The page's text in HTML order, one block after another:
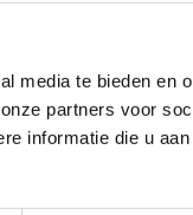
media te bieden en
partners voor
informatie die u